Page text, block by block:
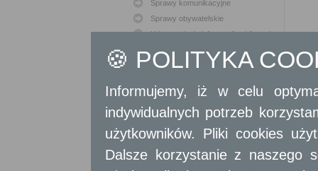
Sprawy komunikacyjne
Sprawy obywatelskie
Udostępnianie informacji publicznej
Usługidla instytucji,
urzędów
🍪 POLITYKA
Informujemy, iż w celu
indywidualnych potrzeb
użytkowników. Pliki cookies
Dalsze korzystanie z naszego